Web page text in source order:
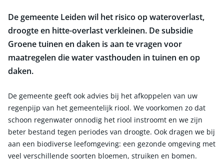
De gemeente Leiden wil het risico op wateroverlast,
droogte en hitte-overlast verkleinen. De subsidie
Groene tuinen en daken is aan te vragen voor
maatregelen die water vasthouden in tuinen en op
daken.
De gemeente geeft ook advies bij het afkoppelen van uw
regenpijp van het gemeentelijk riool. We voorkomen zo dat
schoon regenwater onnodig het riool instroomt en we zijn
beter bestand tegen periodes van droogte. Ook dragen we bij
aan een biodiverse leefomgeving: een gezonde omgeving met
veel verschillende soorten bloemen, struiken en bomen.